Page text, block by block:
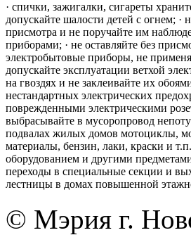
· спички, зажигалки, сигареты
допускайте шалости детей с огнем; ·
присмотра и не поручайте им
приборами; · не оставляйте без
электробытовые приборы, не
допускайте эксплуатации ветхой
на гвоздях и не заклеивайте их
нестандартных электрических
поврежденными электрическими
выбрасывайте в мусоропровод
подвалах жилых домов мотоциклы,
материалы, бензин, лаки, краски и
оборудованием и другими
переходы в специальные секции и
лестницы в домах повышенной
© Мэрия г.